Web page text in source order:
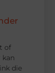
of
kan
die